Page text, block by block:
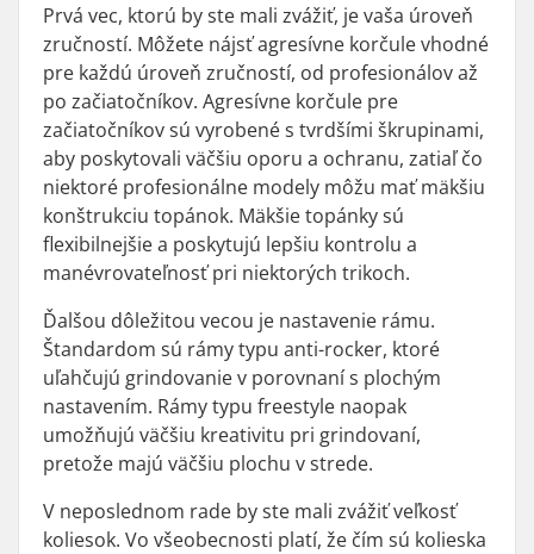
Prvá vec, ktorú by ste mali zvážiť, je vaša úroveň
zručností. Môžete nájsť agresívne korčule vhodné
pre každú úroveň zručností, od profesionálov až
po začiatočníkov. Agresívne korčule pre
začiatočníkov sú vyrobené s tvrdšími škrupinami,
aby poskytovali väčšiu oporu a ochranu, zatiaľ čo
niektoré profesionálne modely môžu mať mäkšiu
konštrukciu topánok. Mäkšie topánky sú
flexibilnejšie a poskytujú lepšiu kontrolu a
manévrovateľnosť pri niektorých trikoch.
Ďalšou dôležitou vecou je nastavenie rámu.
Štandardom sú rámy typu anti-rocker, ktoré
uľahčujú grindovanie v porovnaní s plochým
nastavením. Rámy typu freestyle naopak
umožňujú väčšiu kreativitu pri grindovaní,
pretože majú väčšiu plochu v strede.
V neposlednom rade by ste mali zvážiť veľkosť
koliesok. Vo všeobecnosti platí, že čím sú kolieska